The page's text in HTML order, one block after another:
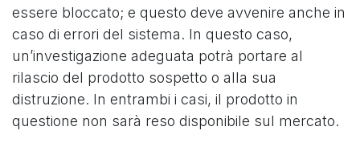
essere bloccato; e questo deve avvenire anche in
caso di errori del sistema. In questo caso,
un’investigazione adeguata potrà portare al
rilascio del prodotto sospetto o alla sua
distruzione. In entrambi i casi, il prodotto in
questione non sarà reso disponibile sul mercato.